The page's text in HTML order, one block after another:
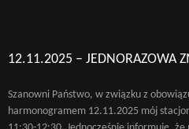
12.11.2025 – JEDNORAZOWA
Szanowni Państwo, w związku z
harmonogramem 12.11.2025 mój